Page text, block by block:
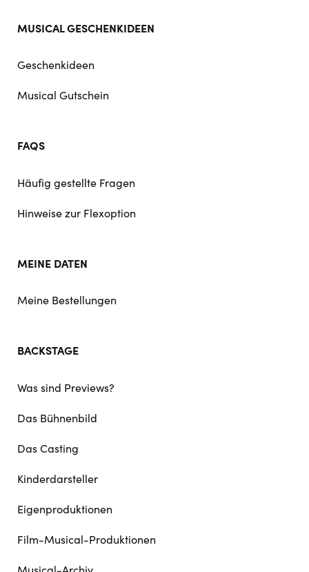
MUSICAL GESCHENKIDEEN
Geschenkideen
Musical Gutschein
FAQS
Häufig gestellte Fragen
Hinweise zur Flexoption
MEINE DATEN
Meine Bestellungen
BACKSTAGE
Was sind Previews?
Das Bühnenbild
Das Casting
Kinderdarsteller
Eigenproduktionen
Film-Musical-Produktionen